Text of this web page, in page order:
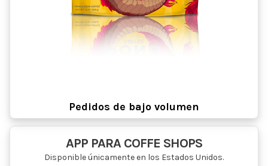
Pedidos de bajo volumen
APP PARA COFFE SHOPS
Disponible únicamente en los Estados Unidos.